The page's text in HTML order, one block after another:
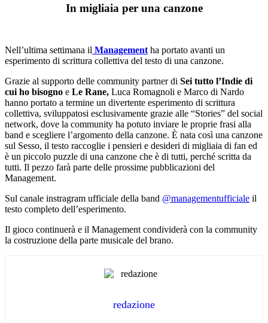
In migliaia per una canzone
Nell’ultima settimana il Management ha portato avanti un
esperimento di scrittura collettiva del testo di una canzone.
Grazie al supporto delle community partner di Sei tutto l’Indie di
cui ho bisogno e Le Rane, Luca Romagnoli e Marco di Nardo
hanno portato a termine un divertente esperimento di scrittura
collettiva, sviluppatosi esclusivamente grazie alle “Stories” del social
network, dove la community ha potuto inviare le proprie frasi alla
band e scegliere l’argomento della canzone. È nata così una canzone
sul Sesso, il testo raccoglie i pensieri e desideri di migliaia di fan ed
è un piccolo puzzle di una canzone che è di tutti, perché scritta da
tutti. Il pezzo farà parte delle prossime pubblicazioni del
Management.
Sul canale instragram ufficiale della band @managementufficiale il
testo completo dell’esperimento.
Il gioco continuerà e il Management condividerà con la community
la costruzione della parte musicale del brano.
redazione